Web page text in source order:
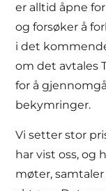
er alltid åpne
og forsøker å
i det
om det avtales
for å
bekymringer.
Vi setter stor
har vist oss, og
møter,